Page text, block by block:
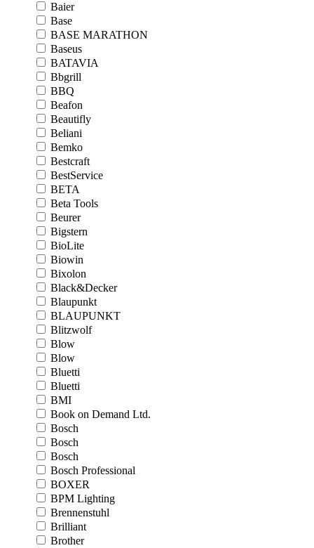
Baier
Base
BASE MARATHON
Baseus
BATAVIA
Bbgrill
BBQ
Beafon
Beautifly
Beliani
Bemko
Bestcraft
BestService
BETA
Beta Tools
Beurer
Bigstern
BioLite
Biowin
Bixolon
Black&Decker
Blaupunkt
BLAUPUNKT
Blitzwolf
Blow
Blow
Bluetti
Bluetti
BMI
Book on Demand Ltd.
Bosch
Bosch
Bosch
Bosch Professional
BOXER
BPM Lighting
Brennenstuhl
Brilliant
Brother